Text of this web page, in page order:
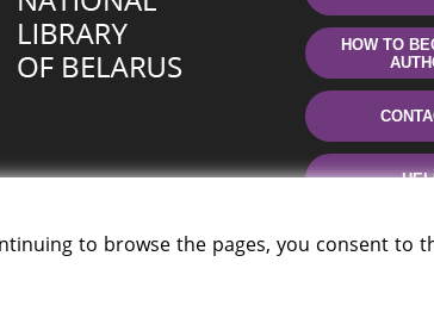
HOW TO
to browse the pages, you consent to